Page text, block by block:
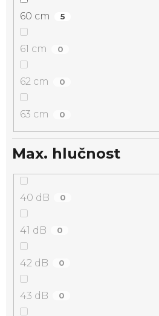
60 cm 5
61 cm 0
62 cm 0
63 cm 0
Max. hlučnost
40 dB 0
41 dB 0
42 dB 0
43 dB 0